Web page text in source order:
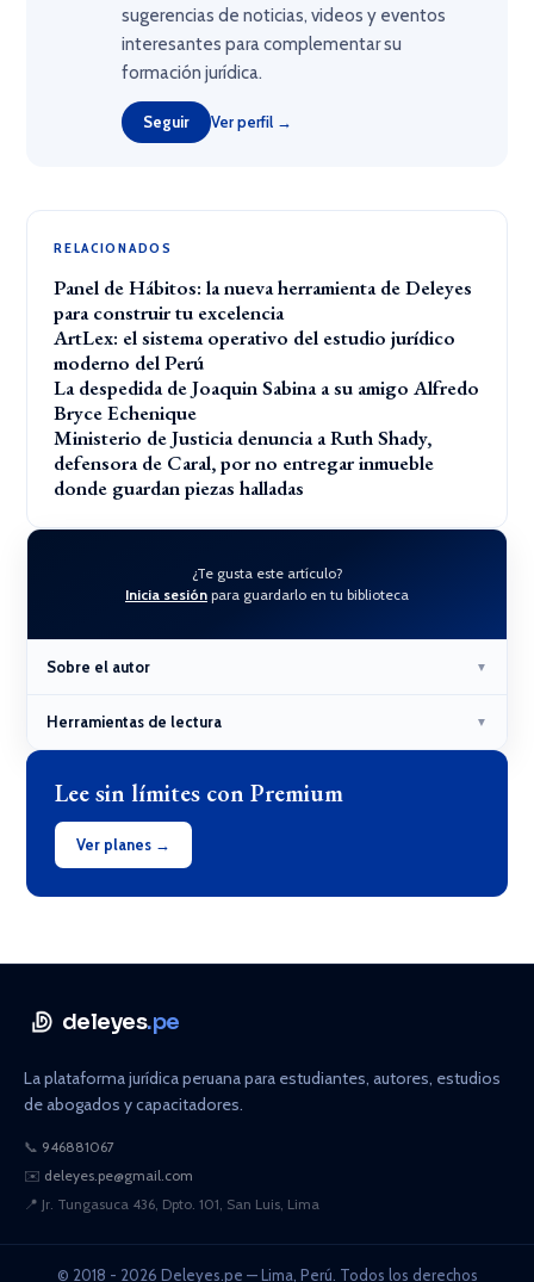
sugerencias de noticias, videos y eventos
interesantes para complementar su
formación jurídica.
Seguir Ver perfil →
RELACIONADOS
Panel de Hábitos: la nueva herramienta de Deleyes
para construir tu excelencia
ArtLex: el sistema operativo del estudio jurídico
moderno del Perú
La despedida de Joaquin Sabina a su amigo Alfredo
Bryce Echenique
Ministerio de Justicia denuncia a Ruth Shady,
defensora de Caral, por no entregar inmueble
donde guardan piezas halladas
¿Te gusta este artículo?
Inicia sesión para guardarlo en tu biblioteca
Sobre el autor ▼
Herramientas de lectura ▼
Lee sin límites con Premium
Ver planes →
deleyes.pe
La plataforma jurídica peruana para estudiantes, autores, estudios
de abogados y capacitadores.
📞 946881067
✉️ deleyes.pe@gmail.com
📍 Jr. Tungasuca 436, Dpto. 101, San Luis, Lima
© 2018 - 2026 Deleyes.pe — Lima, Perú. Todos los derechos